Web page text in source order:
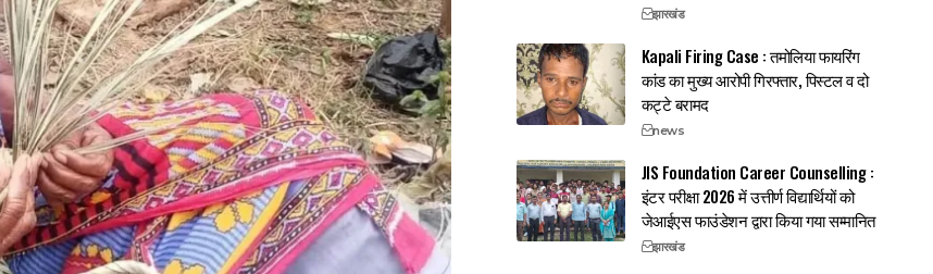
झारखंड
Kapali Firing Case : तमोलिया फायरिंग
कांड का मुख्य आरोपी गिरफ्तार, पिस्टल व दो
कट्टे बरामद
news
JIS Foundation Career Counselling :
इंटर परीक्षा 2026 में उत्तीर्ण विद्यार्थियों को
जेआईएस फाउंडेशन द्वारा किया गया सम्मानित
झारखंड